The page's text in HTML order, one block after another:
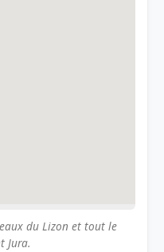
du Lizon et tout le
Jura.